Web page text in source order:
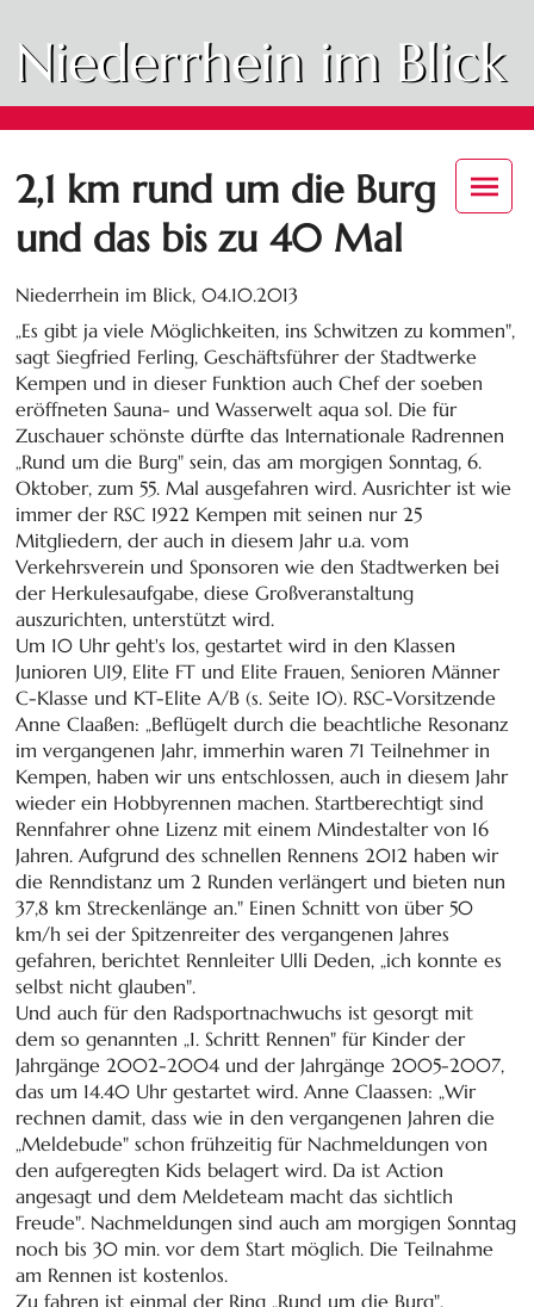
Niederrhein im Blick
2,1 km rund um die Burg
und das bis zu 40 Mal
Niederrhein im Blick,04.10.2013
„Es gibt ja viele Möglichkeiten, ins Schwitzen zu kommen",
sagt Siegfried Ferling, Geschäftsführer der Stadtwerke
Kempen und in dieser Funktion auch Chef der soeben
eröffneten Sauna- und Wasserwelt aqua sol. Die für
Zuschauer schönste dürfte das Internationale Radrennen
„Rund um die Burg" sein, das am morgigen Sonntag, 6.
Oktober, zum 55. Mal ausgefahren wird. Ausrichter ist wie
immer der RSC 1922 Kempen mit seinen nur 25
Mitgliedern, der auch in diesem Jahr u.a. vom
Verkehrsverein und Sponsoren wie den Stadtwerken bei
der Herkulesaufgabe, diese Großveranstaltung
auszurichten, unterstützt wird.
Um 10 Uhr geht's los, gestartet wird in den Klassen
Junioren U19, Elite FT und Elite Frauen, Senioren Männer
C-Klasse und KT-Elite A/B (s. Seite 10). RSC-Vorsitzende
Anne Claaßen: „Beflügelt durch die beachtliche Resonanz
im vergangenen Jahr, immerhin waren 71 Teilnehmer in
Kempen, haben wir uns entschlossen, auch in diesem Jahr
wieder ein Hobbyrennen machen. Startberechtigt sind
Rennfahrer ohne Lizenz mit einem Mindestalter von 16
Jahren. Aufgrund des schnellen Rennens 2012 haben wir
die Renndistanz um 2 Runden verlängert und bieten nun
37,8 km Streckenlänge an." Einen Schnitt von über 50
km/h sei der Spitzenreiter des vergangenen Jahres
gefahren, berichtet Rennleiter Ulli Deden, „ich konnte es
selbst nicht glauben".
Und auch für den Radsportnachwuchs ist gesorgt mit
dem so genannten „1. Schritt Rennen" für Kinder der
Jahrgänge 2002-2004 und der Jahrgänge 2005-2007,
das um 14.40 Uhr gestartet wird. Anne Claassen: „Wir
rechnen damit, dass wie in den vergangenen Jahren die
„Meldebude" schon frühzeitig für Nachmeldungen von
den aufgeregten Kids belagert wird. Da ist Action
angesagt und dem Meldeteam macht das sichtlich
Freude". Nachmeldungen sind auch am morgigen Sonntag
noch bis 30 min. vor dem Start möglich. Die Teilnahme
am Rennen ist kostenlos.
Zu fahren ist einmal der Ring „Rund um die Burg",